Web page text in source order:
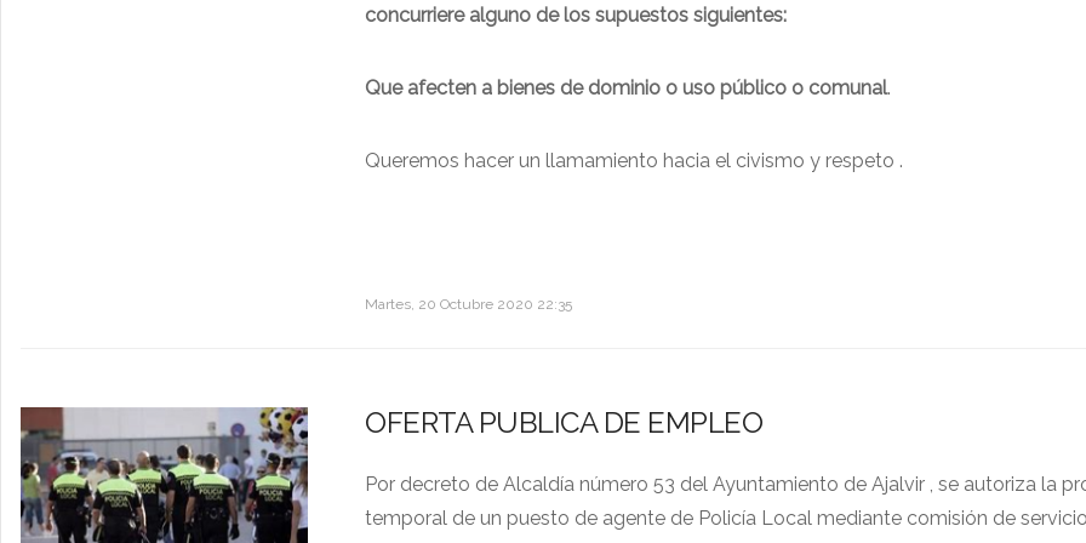
concurriere alguno de los supuestos siguientes:
Que afecten a bienes de dominio o uso público o comunal.
Queremos hacer un llamamiento hacia el civismo y respeto .
Martes, 20 Octubre 2020 22:35
OFERTA PUBLICA DE EMPLEO
Por decreto de Alcaldía número 53 del Ayuntamiento de Ajalvir , se autoriza la
temporal de un puesto de agente de Policía Local mediante comisión de